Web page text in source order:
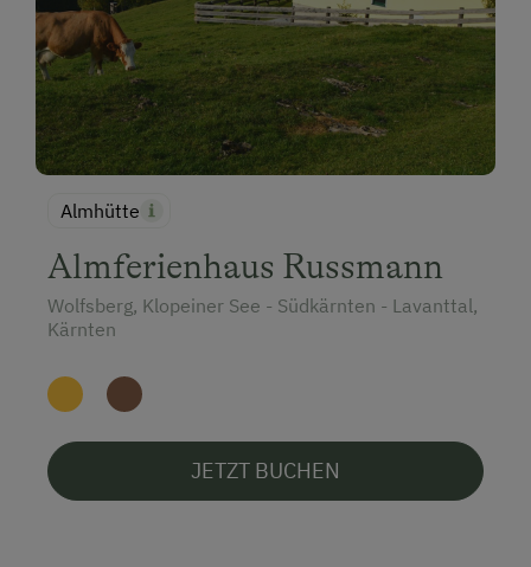
Almhütte
Almferienhaus Russmann
Wolfsberg, Klopeiner See - Südkärnten - Lavanttal,
Kärnten
JETZT BUCHEN